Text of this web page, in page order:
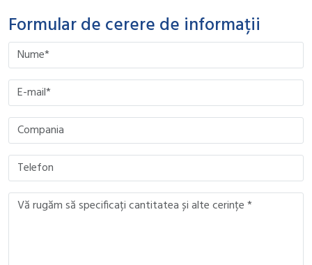
Formular de cerere de informații
leave this field empty.
leave this field empty.
leave this field empty.
leave this field empty.